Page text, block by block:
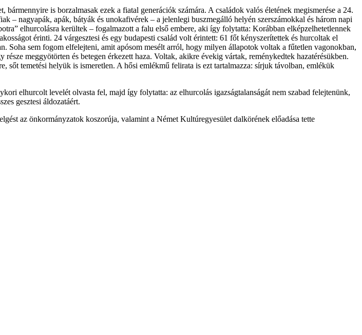
is borzalmasak ezek a fiatal generációk számára. A családok valós életének megismerése a 24.
– nagyapák, apák, bátyák és unokafivérek – a jelenlegi buszmegálló helyén szerszámokkal és három napi
elhurcolásra kerültek – fogalmazott a falu első embere, aki így folytatta: Korábban elképzelhetetlennek
érinti. 24 várgesztesi és egy budapesti család volt érintett: 61 főt kényszerítettek és hurcoltak el
sem fogom elfelejteni, amit apósom mesélt arról, hogy milyen állapotok voltak a fűtetlen vagonokban,
meggyötörten és betegen érkezett haza. Voltak, akikre évekig vártak, reménykedtek hazatérésükben.
sőt temetési helyük is ismeretlen. A hősi emlékmű felirata is ezt tartalmazza: sírjuk távolban, emlékük
elhurcolt levelét olvasta fel, majd így folytatta: az elhurcolás igazságtalanságát nem szabad felejtenünk,
gesztesi áldozatáért.
az önkormányzatok koszorúja, valamint a Német Kultúregyesület dalkörének előadása tette